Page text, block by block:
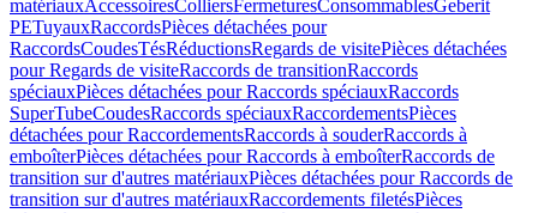
matériauxAccessoiresColliersFermeturesConsommablesGeberit
PETuyauxRaccordsPièces détachées pour
RaccordsCoudesTésRéductionsRegards de visitePièces détachées
pour Regards de visiteRaccords de transitionRaccords
spéciauxPièces détachées pour Raccords spéciauxRaccords
SuperTubeCoudesRaccords spéciauxRaccordementsPièces
détachées pour RaccordementsRaccords à souderRaccords à
emboîterPièces détachées pour Raccords à emboîterRaccords de
transition sur d'autres matériauxPièces détachées pour Raccords de
transition sur d'autres matériauxRaccordements filetésPièces